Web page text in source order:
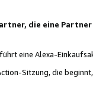
die eine
eine Alexa-
Sitzung, die